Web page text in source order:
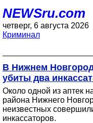
NEWSru.com
четверг, 6 августа 2026
Криминал
В Нижнем
убиты два
Около одной из аптек
района Нижнего
неизвестных
инкассаторов.